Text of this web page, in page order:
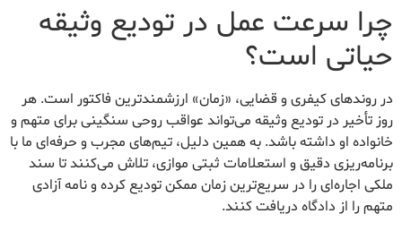
چرا سرعت عمل در تودیع وثیقه
حیاتی است؟
در روندهای کیفری و قضایی، «زمان» ارزشمندترین فاکتور است. هر
روز تأخیر در تودیع وثیقه می‌تواند عواقب روحی سنگینی برای متهم و
خانواده او داشته باشد. به همین دلیل، تیم‌های مجرب و حرفه‌ای ما با
برنامه‌ریزی دقیق و استعلامات ثبتی موازی، تلاش می‌کنند تا سند
ملکی اجاره‌ای را در سریع‌ترین زمان ممکن تودیع کرده و نامه آزادی
متهم را از دادگاه دریافت کنند.